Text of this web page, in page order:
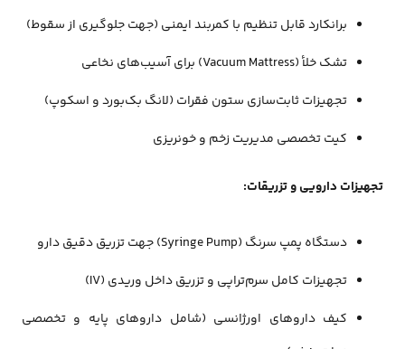
برانکارد قابل تنظیم با کمربند ایمنی (جهت جلوگیری از سقوط)
تشک خلأ (Vacuum Mattress) برای آسیب‌های نخاعی
تجهیزات ثابت‌سازی ستون فقرات (لانگ بک‌بورد و اسکوپ)
کیت تخصصی مدیریت زخم و خونریزی
تجهیزات دارویی و تزریقات:
دستگاه پمپ سرنگ (Syringe Pump) جهت تزریق دقیق دارو
تجهیزات کامل سرم‌تراپی و تزریق داخل وریدی (IV)
کیف داروهای اورژانسی (شامل داروهای پایه و تخصصی